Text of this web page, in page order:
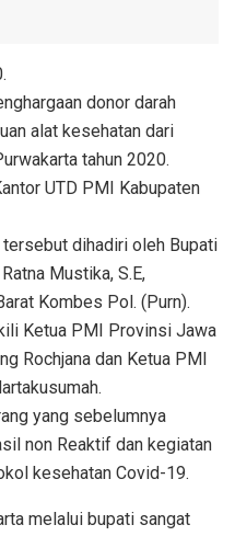
donor darah
alat kesehatan dari
tahun 2020.
UTD PMI Kabupaten
dihadiri oleh Bupati
Mustika, S.E,
Kombes Pol. (Purn).
Ketua PMI Provinsi Jawa
Rochjana dan Ketua PMI
yang sebelumnya
non Reaktif dan kegiatan
kesehatan Covid-19.
melalui bupati sangat